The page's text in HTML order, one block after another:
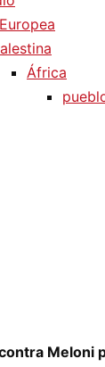
África